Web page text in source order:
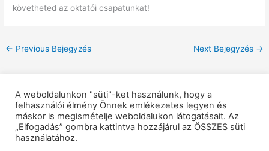
követheted az oktatói csapatunkat!
← Previous Bejegyzés Next Bejegyzés →
A weboldalunkon "süti"-ket használunk, hogy a
felhasználói élmény Önnek emlékezetes legyen és
máskor is megismételje weboldalukon látogatásait. Az
„Elfogadás” gombra kattintva hozzájárul az ÖSSZES süti
használatához.